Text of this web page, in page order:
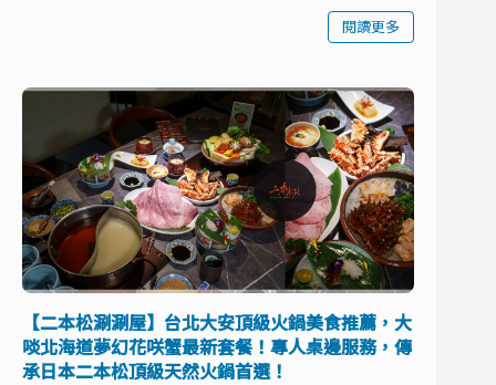
閱讀更多
【二本松涮涮屋】台北大安頂級火鍋美食推薦，大
啖北海道夢幻花咲蟹最新套餐！專人桌邊服務，傳
承日本二本松頂級天然火鍋首選！